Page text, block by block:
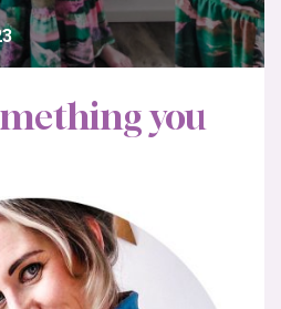
you